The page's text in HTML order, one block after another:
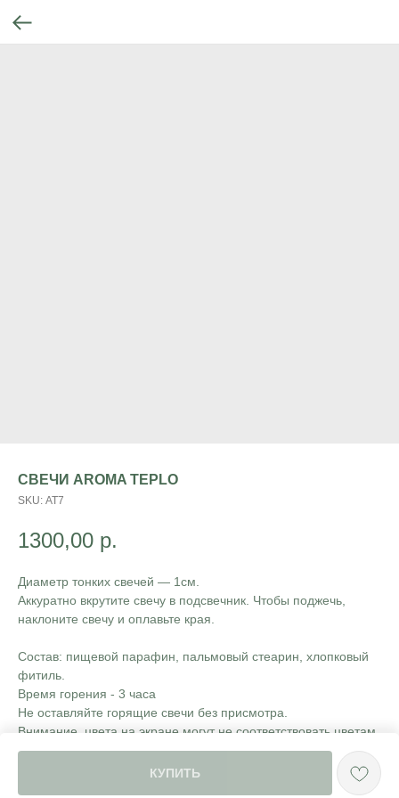
СВЕЧИ AROMA TEPLO
SKU: АТ7
1300,00 р.
КУПИТЬ
Диаметр тонких свечей — 1см.
Аккуратно вкрутите свечу в подсвечник. Чтобы поджечь,
наклоните свечу и оплавьте края.
Состав: пищевой парафин, пальмовый стеарин, хлопковый
фитиль.
Время горения - 3 часа
Не оставляйте горящие свечи без присмотра.
Внимание, цвета на экране могут не соответствовать цветам
свечей в действительности